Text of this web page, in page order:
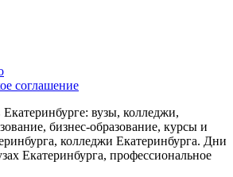
соглашение
вузы, колледжи,
бизнес-образование, курсы и
колледжи Екатеринбурга. Дни
Екатеринбурга, профессиональное